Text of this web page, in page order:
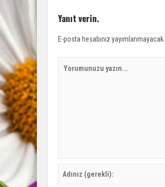
Yanıt verin.
E-posta hesabınız yayımlanmayacak.